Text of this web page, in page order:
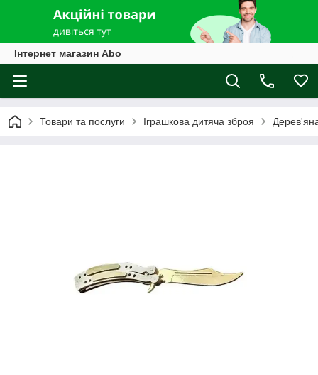
Інтернет магазин Abo
Товари та послуги Іграшкова дитяча зброя